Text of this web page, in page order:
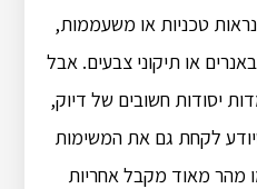
טכניות או משעממות,
או תיקוני צבעים. אבל
יסודות חשובים של דיוק,
לקחת גם את המשימות
מהר מאוד מקבל אחריות